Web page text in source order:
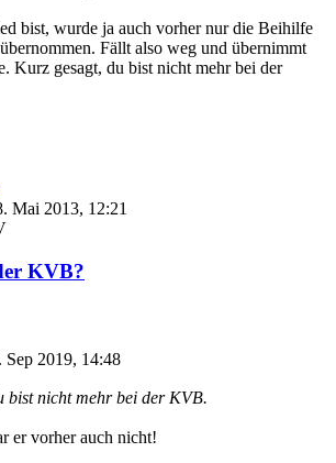
bist, wurde ja auch vorher nur die Beihilfe
Fällt also weg und übernimmt
Kurz gesagt, du bist nicht mehr bei der
Mai 2013, 12:21
KVB?
Sep 2019, 14:48
bist nicht mehr bei der KVB.
er vorher auch nicht!